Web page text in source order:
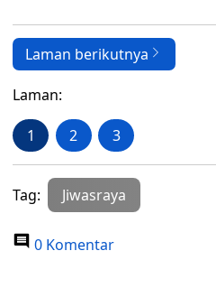
Laman berikutnya
Laman:
1 2 3
Tag: Jiwasraya
0 Komentar